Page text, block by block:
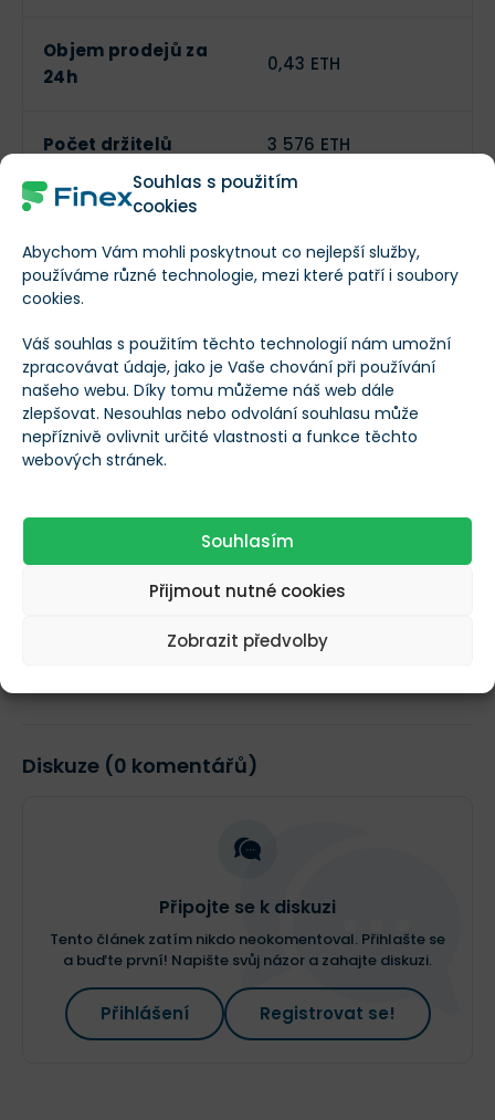
Souhlas s použitím
cookies
Abychom Vám mohli poskytnout co nejlepší služby,
používáme různé technologie, mezi které patří i soubory
cookies.
Váš souhlas s použitím těchto technologií nám umožní
zpracovávat údaje, jako je Vaše chování při používání
našeho webu. Díky tomu můžeme náš web dále
zlepšovat. Nesouhlas nebo odvolání souhlasu může
nepříznivě ovlivnit určité vlastnosti a funkce těchto
webových stránek.
Souhlasím
Přijmout nutné cookies
Zobrazit předvolby
Objem prodejů za
24h
0,43 ETH
Počet držitelů 3 576 ETH
Ohodnoťte NFT kolekci Genesis Box
0
Autor
Redakce Finex
Pod tímto profilem publikují články a
autory.
Tweet
Diskuze (0 komentářů)
Připojte se k diskuzi
Tento článek zatím nikdo neokomentoval. Přihlašte se
a buďte první! Napište svůj názor a zahajte diskuzi.
Přihlášení Registrovat se!